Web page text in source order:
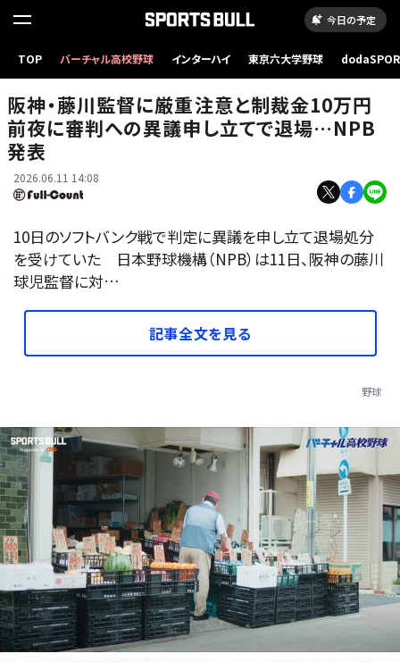
今日の予定
TOP バーチャル高校野球 インターハイ 東京六大学野球
審判に異議を唱える阪神・藤川球児監督【写真：栗木一考】
阪神・藤川監督に厳重注意と制裁金10万円
前夜に審判への異議申し立てで退場…NPB
発表
2026.06.11 14:08
10日のソフトバンク戦で判定に異議を申し立て退場処分
を受けていた 日本野球機構（NPB）は11日、阪神の藤川
球児監督に対…
記事全文を見る
野球